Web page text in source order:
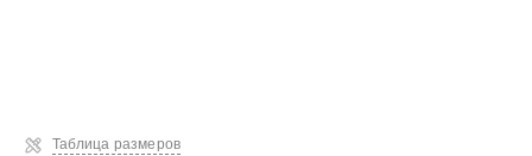
Таблица размеров